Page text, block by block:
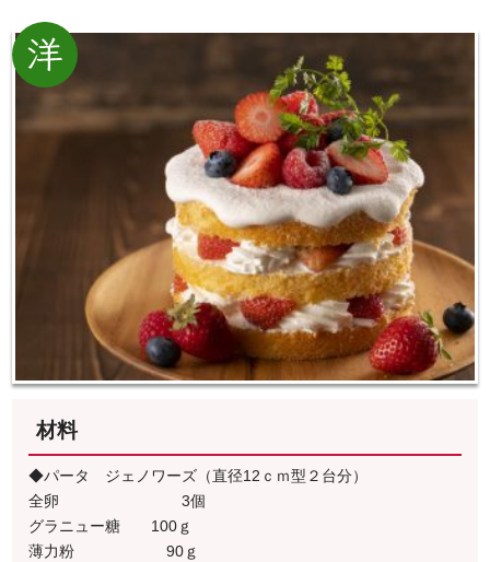
材料
◆パータ ジェノワーズ（直径12ｃｍ型２台分）
全卵 3個
グラニュー糖 100ｇ
薄力粉 90ｇ